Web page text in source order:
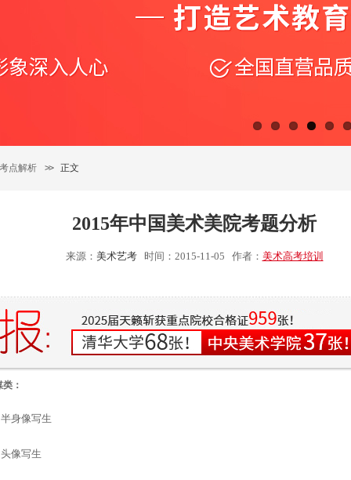
考点解析 >> 正文
2015年中国美术美院考题分析
来源： 美术艺考 时间：2015-11-05 作者： 美术高考培训
：
身像写生
像写生